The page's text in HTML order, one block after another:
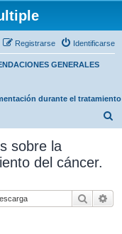
Identificarse
Registrarse
GENERALES
durante el tratamiento
sobre la
del cáncer.
Buscar